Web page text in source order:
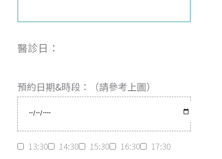
醫診日：
預約日期&時段：（請參考上圖）
13:30 14:30 15:30 16:30
17:30